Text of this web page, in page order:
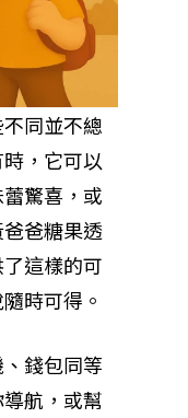
同並不總
，它可以
驚喜，或
爸糖果透
這樣的可
時可得。
錢包同等
航，或幫